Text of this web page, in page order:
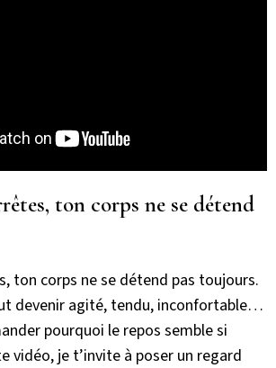
ton corps ne se détend
ton corps ne se détend pas toujours.
devenir agité, tendu, inconfortable…
pourquoi le repos semble si
vidéo, je t’invite à poser un regard